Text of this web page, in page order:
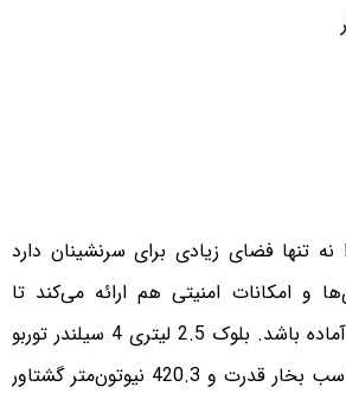
نفره مزدا نه تنها فضای زیادی برای سرنشینان دارد
و امکانات امنیتی هم ارائه می‌کند تا
همه‌چیز برای موفقیت آماده باشد. بلوک 2.5 لیتری 4 سیلندر توربو
در بهترین حالت 250 اسب بخار قدرت و 420.3 نیوتون‌متر گشتاور